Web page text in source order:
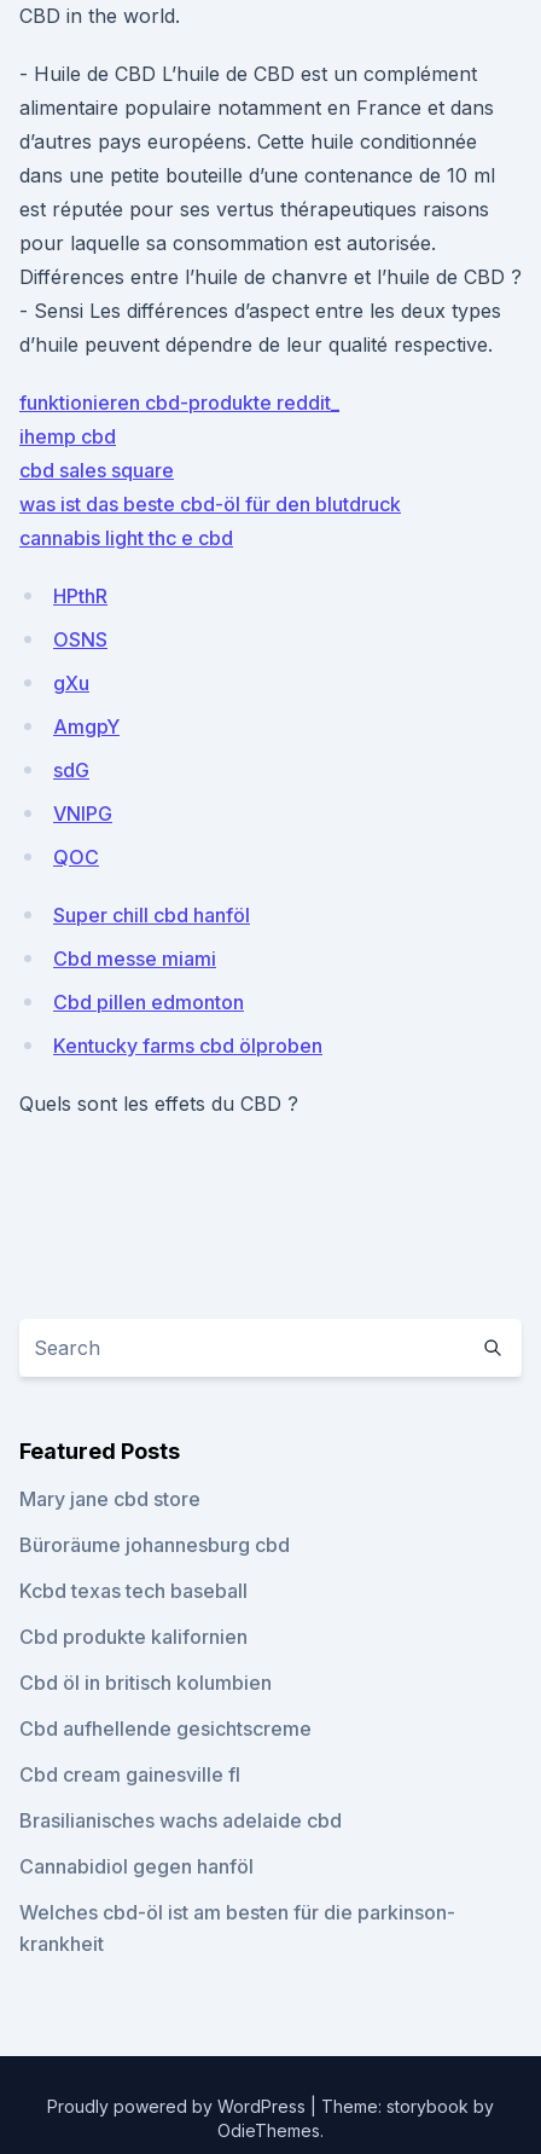
CBD in the world.
- Huile de CBD L’huile de CBD est un complément
alimentaire populaire notamment en France et dans
d’autres pays européens. Cette huile conditionnée
dans une petite bouteille d’une contenance de 10 ml
est réputée pour ses vertus thérapeutiques raisons
pour laquelle sa consommation est autorisée.
Différences entre l’huile de chanvre et l’huile de CBD ?
- Sensi Les différences d’aspect entre les deux types
d’huile peuvent dépendre de leur qualité respective.
funktionieren cbd-produkte reddit_
ihemp cbd
cbd sales square
was ist das beste cbd-öl für den blutdruck
cannabis light thc e cbd
HPthR
OSNS
gXu
AmgpY
sdG
VNlPG
QOC
Super chill cbd hanföl
Cbd messe miami
Cbd pillen edmonton
Kentucky farms cbd ölproben
Quels sont les effets du CBD ?
Featured Posts
Mary jane cbd store
Büroräume johannesburg cbd
Kcbd texas tech baseball
Cbd produkte kalifornien
Cbd öl in britisch kolumbien
Cbd aufhellende gesichtscreme
Cbd cream gainesville fl
Brasilianisches wachs adelaide cbd
Cannabidiol gegen hanföl
Welches cbd-öl ist am besten für die parkinson-
krankheit
Proudly powered by WordPress
Theme: storybook by
OdieThemes.